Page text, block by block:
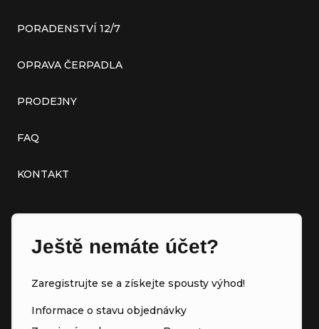
PORADENSTVÍ 12/7
OPRAVA ČERPADLA
PRODEJNY
FAQ
KONTAKT
Ještě nemáte účet?
Zaregistrujte se a získejte spousty výhod!
Informace o stavu objednávky